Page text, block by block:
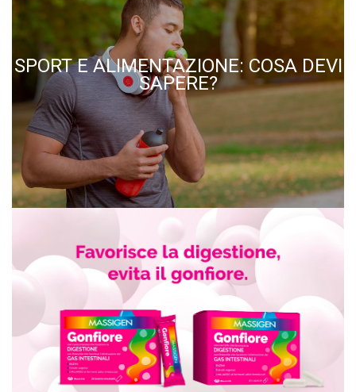
SPORT E ALIMENTAZIONE: COSA DEVI
SAPERE?